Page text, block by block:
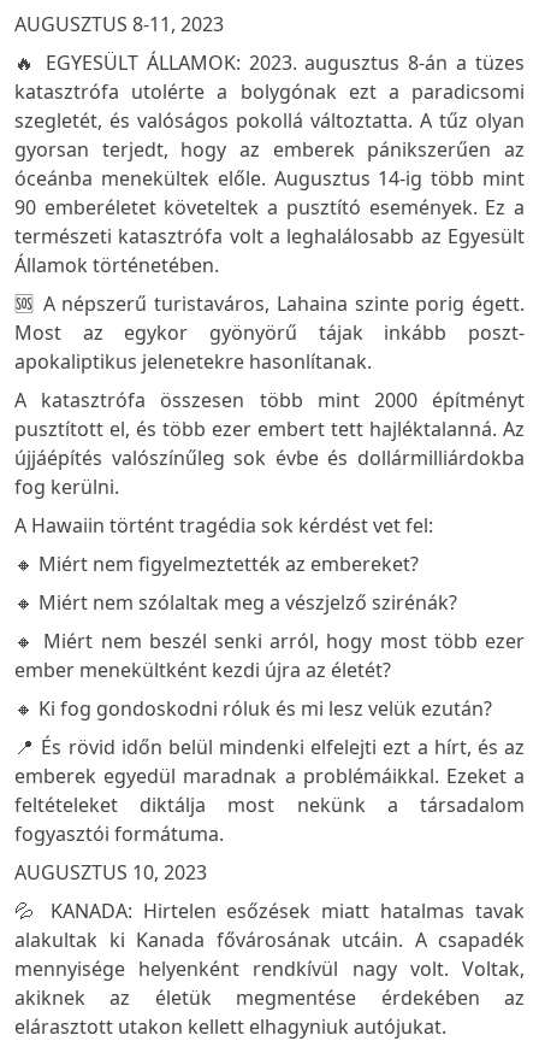
AUGUSZTUS 8-11, 2023
🔥 EGYESÜLT ÁLLAMOK: 2023. augusztus 8-án a tüzes
katasztrófa utolérte a bolygónak ezt a paradicsomi
szegletét, és valóságos pokollá változtatta. A tűz olyan
gyorsan terjedt, hogy az emberek pánikszerűen az
óceánba menekültek előle. Augusztus 14-ig több mint
90 emberéletet követeltek a pusztító események. Ez a
természeti katasztrófa volt a leghalálosabb az Egyesült
Államok történetében.
🆘 A népszerű turistaváros, Lahaina szinte porig égett.
Most az egykor gyönyörű tájak inkább poszt-
apokaliptikus jelenetekre hasonlítanak.
A katasztrófa összesen több mint 2000 építményt
pusztított el, és több ezer embert tett hajléktalanná. Az
újjáépítés valószínűleg sok évbe és dollármilliárdokba
fog kerülni.
A Hawaiin történt tragédia sok kérdést vet fel:
🔸 Miért nem figyelmeztették az embereket?
🔸 Miért nem szólaltak meg a vészjelző szirénák?
🔸 Miért nem beszél senki arról, hogy most több ezer
ember menekültként kezdi újra az életét?
🔸 Ki fog gondoskodni róluk és mi lesz velük ezután?
📍 És rövid időn belül mindenki elfelejti ezt a hírt, és az
emberek egyedül maradnak a problémáikkal. Ezeket a
feltételeket diktálja most nekünk a társadalom
fogyasztói formátuma.
AUGUSZTUS 10, 2023
💦 KANADA: Hirtelen esőzések miatt hatalmas tavak
alakultak ki Kanada fővárosának utcáin. A csapadék
mennyisége helyenként rendkívül nagy volt. Voltak,
akiknek az életük megmentése érdekében az
elárasztott utakon kellett elhagyniuk autójukat.